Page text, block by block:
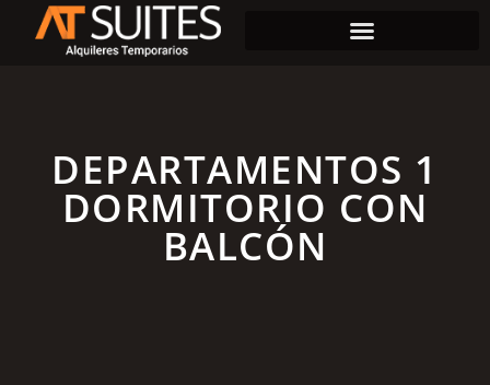
DEPARTAMENTOS 1
DORMITORIO CON
BALCÓN